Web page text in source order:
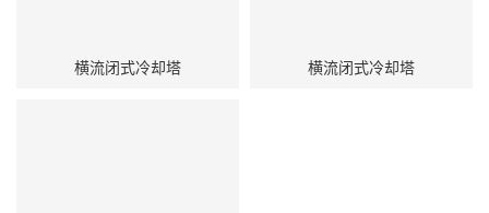
横流闭式冷却塔 横流闭式冷却塔